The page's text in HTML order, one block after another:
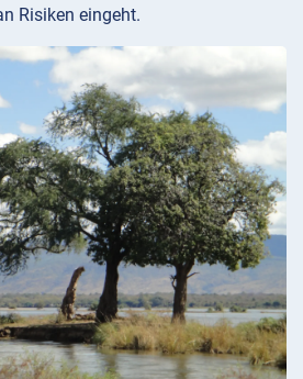
Risiken eingeht.